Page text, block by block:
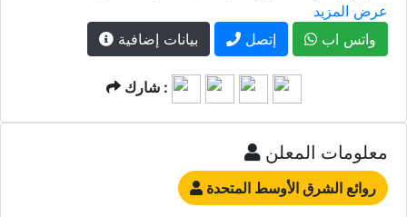
عرض المزيد
بيانات إضافية
إتصل واتس اب
شارك :
معلومات المعلن
روائع الشرق الأوسط المتحدة